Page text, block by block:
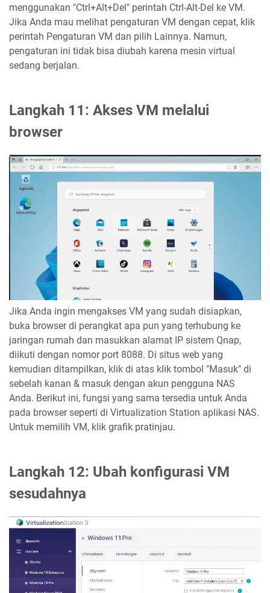
menggunakan "Ctrl+Alt+Del" perintah Ctrl-Alt-Del ke VM.
Jika Anda mau melihat pengaturan VM dengan cepat, klik
perintah Pengaturan VM dan pilih Lainnya. Namun,
pengaturan ini tidak bisa diubah karena mesin virtual
sedang berjalan.
Langkah 11: Akses VM melalui
browser
Jika Anda ingin mengakses VM yang sudah disiapkan,
buka browser di perangkat apa pun yang terhubung ke
jaringan rumah dan masukkan alamat IP sistem Qnap,
diikuti dengan nomor port 8088. Di situs web yang
kemudian ditampilkan, klik di atas klik tombol "Masuk" di
sebelah kanan & masuk dengan akun pengguna NAS
Anda. Berikut ini, fungsi yang sama tersedia untuk Anda
pada browser seperti di Virtualization Station aplikasi NAS.
Untuk memilih VM, klik grafik pratinjau.
Langkah 12: Ubah konfigurasi VM
sesudahnya